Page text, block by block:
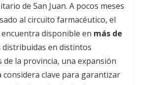
de San Juan. A pocos meses
al circuito farmacéutico, el
disponible en más de
distribuidas en distintos
la provincia, una expansión
considera clave para garantizar